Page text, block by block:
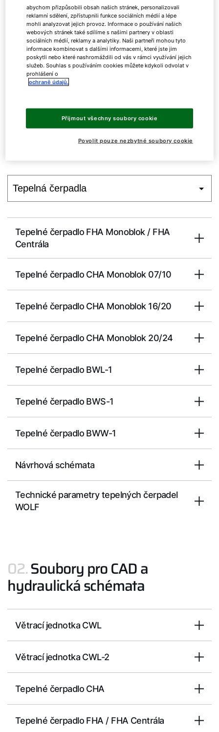
schémata
03.
Návrh výkonu tepelných čerpadel
04.
Návrh výkonu kaskády tepelných
čerpadel
05.
Software ke stažení
01.Technická dokumentace a
návody pro projektování
Tepelné čerpadlo FHA Monoblok / FHA
Centrála
Tepelné čerpadlo CHA Monoblok 07/10
Tepelné čerpadlo CHA Monoblok 16/20
Tepelné čerpadlo CHA Monoblok 20/24
Tepelné čerpadlo BWL-1
Tepelné čerpadlo BWS-1
Tepelné čerpadlo BWW-1
Návrhová schémata
Technické parametry tepelných čerpadel
WOLF
02.Soubory pro CAD a
hydraulická schémata
Větrací jednotka CWL
Větrací jednotka CWL-2
Tepelné čerpadlo CHA
Tepelné čerpadlo FHA / FHA Centrála
Dobrý den!
Jak vám můžeme pomoct?
Služby WOLF
Kontaktní formulář
Důležité odkazy
Bonus program
WOLF Akademie
abychom přizpůsobili obsah našich stránek, personalizovali
reklamní sdělení, zpřístupnili funkce sociálních médií a lépe
mohli analyzovat jejich provoz. Informace o používání našich
webových stránek také sdílíme s našimi partnery v oblasti
sociálních médií, reklamy a analytiky. Naši partneři mohou tyto
informace kombinovat s dalšími informacemi, které jste jim
poskytli nebo které nashromáždili od vás v rámci využívání jejich
služeb. Souhlas s používáním cookies můžete kdykoli odvolat v
prohlášení o
ochraně údajů.
Povolit pouze nezbytné soubory cookie
Přijmout všechny soubory cookie